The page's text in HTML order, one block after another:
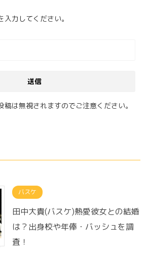
入力してください。
稿は無視されますのでご注意ください。
バスケ
田中大貴(バスケ)熱愛彼女との結婚
は？出身校や年俸・バッシュを調
査！